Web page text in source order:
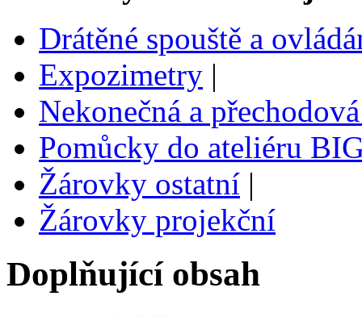
Drátěné spouště a
Expozimetry |
Nekonečná a
Pomůcky do ateliéru
Žárovky ostatní |
Žárovky projekční
Doplňující obsah